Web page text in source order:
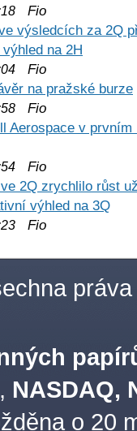
Fio
výsledcích za 2Q
na 2H
Fio
na pražské burze
Fio
Aerospace v
Fio
2Q zrychlilo růst
výhled na 3Q
Fio
práva
, NASDAQ,
o 20